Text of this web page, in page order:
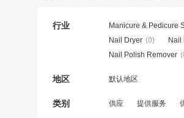
行业 Manicure & Pedicure
Nail Dryer (0) Nail
Nail Polish Remover
地区 默认地区
类别 供应 提供服务